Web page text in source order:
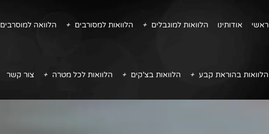
ראשי אודותינו הלוואות למוגבלים הלוואות למסורבים הלוואה למוסרבים
הלוואות בהוראת קבע הלוואות בצ'קים הלוואות לכל מטרה צור קשר